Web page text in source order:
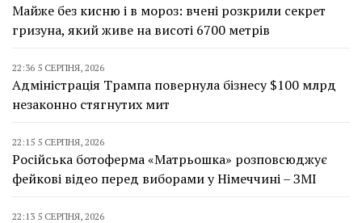
Майже без кисню і в мороз: вчені розкрили секрет
гризуна, який живе на висоті 6700 метрів
22:36 5 СЕРПНЯ, 2026
Адміністрація Трампа повернула бізнесу $100 млрд
незаконно стягнутих мит
22:15 5 СЕРПНЯ, 2026
Російська ботоферма «Матрьошка» розповсюджує
фейкові відео перед виборами у Німеччині – ЗМІ
22:13 5 СЕРПНЯ, 2026